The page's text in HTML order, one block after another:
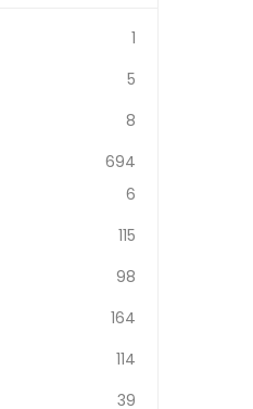
1
5
8
694
6
115
98
164
114
39